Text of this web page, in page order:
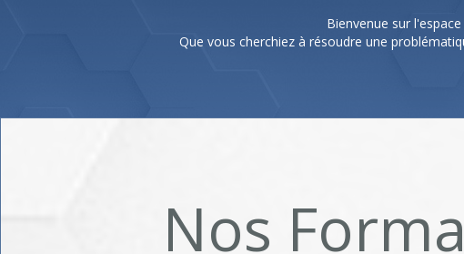
Bienvenue sur
Que vous cherchiez à résoudre une
Nos